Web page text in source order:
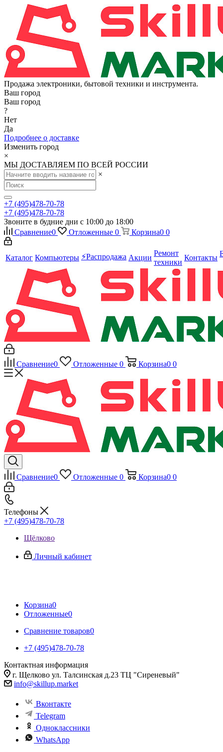
Продажа электроники, бытовой техники и инструмента.
Ваш город
Ваш город
?
Нет
Да
Подробнее о доставке
Изменить город
×
МЫ ДОСТАВЛЯЕМ ПО ВСЕЙ РОССИИ
×
+7 (495)478-70-78
+7 (495)478-70-78
Звоните в будние дни с 10:00 до 18:00
Сравнение0 Отложенные 0 Корзина0 0
Каталог Компьютеры ⚡️Распродажа Акции
Ремонт
техники
Контакты
Сравнение0 Отложенные 0 Корзина0 0
Сравнение0 Отложенные 0 Корзина0 0
Телефоны
+7 (495)478-70-78
Щёлково
Личный кабинет
Корзина0
Отложенные0
Сравнение товаров0
+7 (495)478-70-78
Контактная информация
г. Щелково ул. Талсинская д.23 ТЦ "Сиреневый"
info@skillup.market
Вконтакте
Telegram
Одноклассники
WhatsApp